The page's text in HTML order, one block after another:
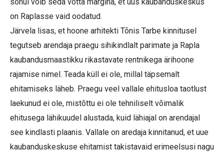
on Raplasse vaid oodatud.
Järvela lisas, et hoone arhitekti Tõnis Tarbe kinnitusel
tegutseb arendaja praegu sihikindlalt parimate ja Rapla
kaubandusmaastikku rikastavate rentnikega ärihoone
rajamise nimel. Teada küll ei ole, millal täpsemalt
ehitamiseks läheb. Praegu veel vallale ehitusloa taotlust
laekunud ei ole, mistõttu ei ole tehniliselt võimalik
ehitusega lähikuudel alustada, kuid lähiajal on arendajal
see kindlasti plaanis. Vallale on aredaja kinnitanud, et uue
kaubanduskeskuse ehitamist takistavaid erimeelsusi nagu